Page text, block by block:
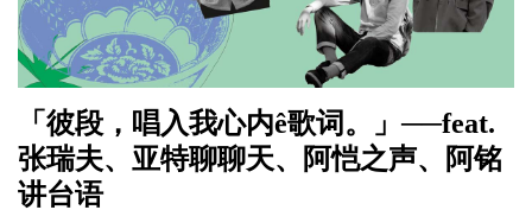
「彼段，唱入我心内ê歌词。」──feat.
张瑞夫、亚特聊聊天、阿恺之声、阿铭
讲台语